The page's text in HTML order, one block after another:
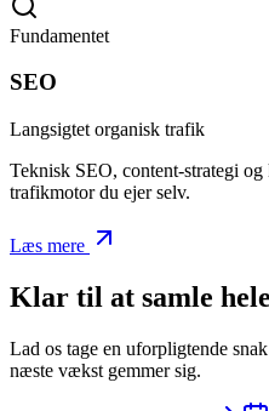
Fundamentet
SEO
Langsigtet organisk trafik
Teknisk SEO, content-strategi
trafikmotor du ejer selv.
Læs mere
Klar til at samle
Lad os tage en uforpligtende
næste vækst gemmer sig.